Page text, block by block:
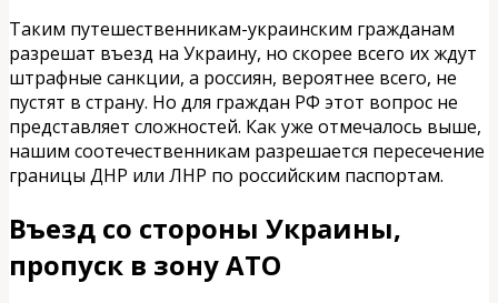
Таким путешественникам-украинским гражданам
разрешат въезд на Украину, но скорее всего их ждут
штрафные санкции, а россиян, вероятнее всего, не
пустят в страну. Но для граждан РФ этот вопрос не
представляет сложностей. Как уже отмечалось выше,
нашим соотечественникам разрешается пересечение
границы ДНР или ЛНР по российским паспортам.
Въезд со стороны Украины,
пропуск в зону АТО